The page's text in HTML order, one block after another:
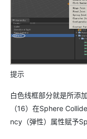
提示
白色线框部分就是所添
（16）在Sphere
ncy（弹性）属性赋予